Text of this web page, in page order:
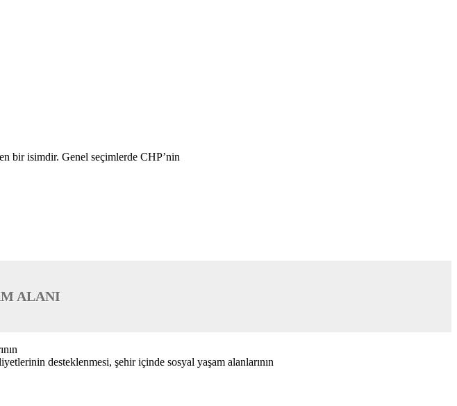
bir isimdir. Genel seçimlerde CHP’nin
ALANI
desteklenmesi, şehir içinde sosyal yaşam alanlarının